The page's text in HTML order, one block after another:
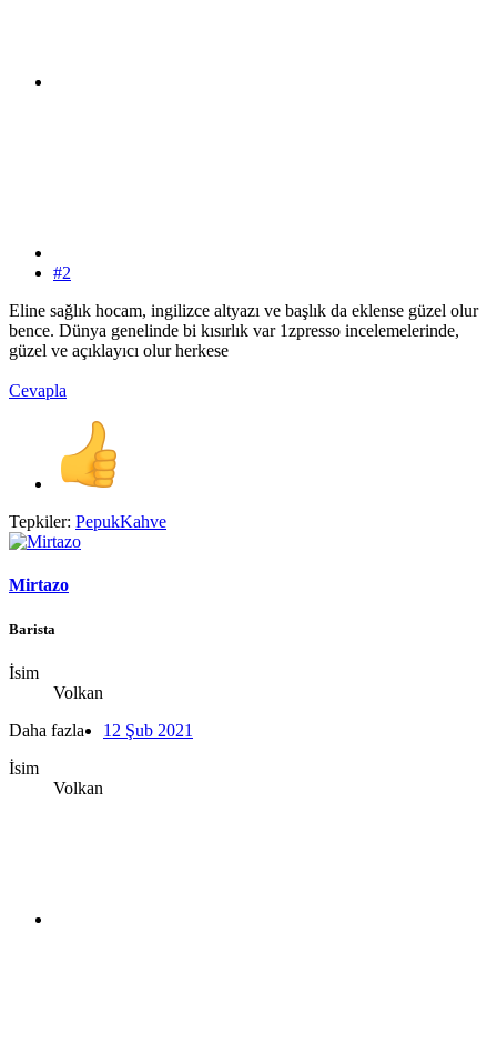
#2
Eline sağlık hocam, ingilizce altyazı ve başlık da eklense güzel olur
bence. Dünya genelinde bi kısırlık var 1zpresso incelemelerinde,
güzel ve açıklayıcı olur herkese
Cevapla
Tepkiler: PepukKahve
Mirtazo
Barista
İsim
Volkan
Daha fazla
İsim
Volkan
12 Şub 2021